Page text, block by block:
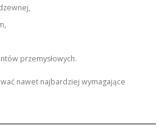
przemysłowych.
nawet najbardziej wymagające